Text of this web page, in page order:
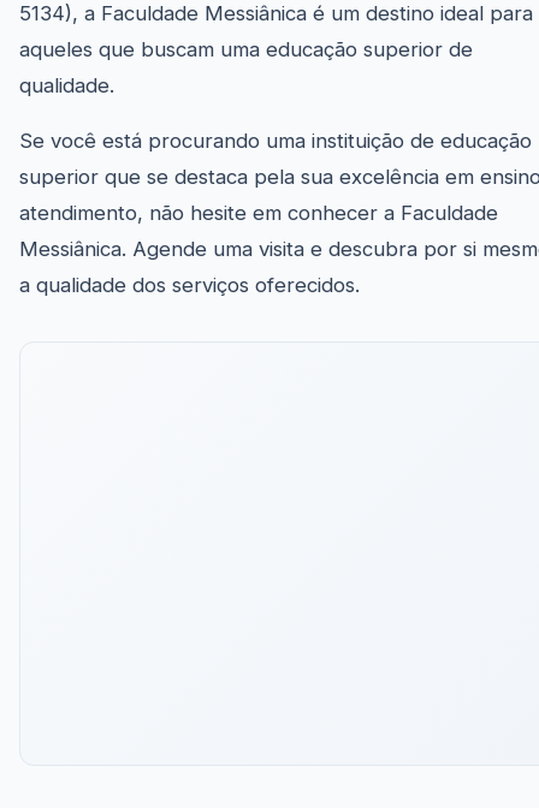
5134), a Faculdade Messiânica é um destino ideal para
aqueles que buscam uma educação superior de
qualidade.
Se você está procurando uma instituição de educação
superior que se destaca pela sua excelência em
atendimento, não hesite em conhecer a Faculdade
Messiânica. Agende uma visita e descubra por si
a qualidade dos serviços oferecidos.